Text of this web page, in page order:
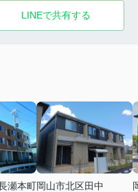
LINEで共有する
瀬本町岡山市北区田中